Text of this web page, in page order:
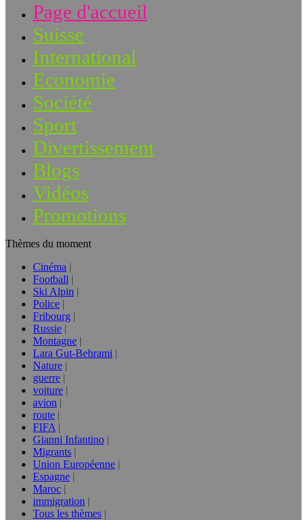
Page d'accueil
Suisse
International
Economie
Société
Sport
Divertissement
Blogs
Vidéos
Promotions
Thèmes du moment
Cinéma
Football
Ski Alpin
Police
Fribourg
Russie
Montagne
Lara Gut-Behrami
Nature
guerre
voiture
avion
route
FIFA
Gianni Infantino
Migrants
Union Européenne
Espagne
Maroc
immigration
Tous les thèmes